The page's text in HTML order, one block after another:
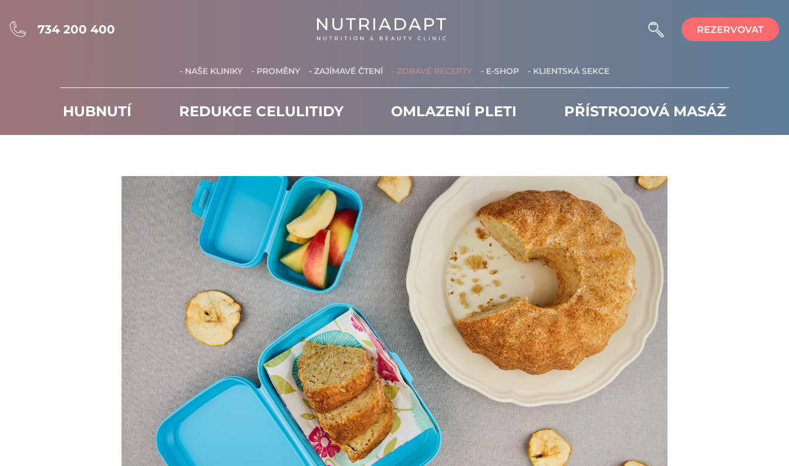
734 200 400 REZERVOVAT
- NAŠE KLINIKY - PROMĚNY - ZAJÍMAVÉ ČTENÍ - ZDRAVÉ RECEPTY - E-SHOP - KLIENTSKÁ SEKCE
HUBNUTÍ REDUKCE CELULITIDY OMLAZENÍ PLETI PŘÍSTROJOVÁ MASÁŽ